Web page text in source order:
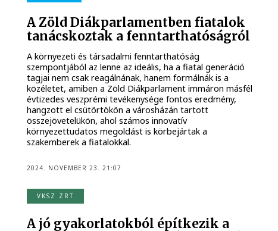
A Zöld Diákparlamentben fiatalok
tanácskoztak a fenntarthatóságról
A környezeti és társadalmi fenntarthatóság
szempontjából az lenne az ideális, ha a fiatal generáció
tagjai nem csak reagálnának, hanem formálnák is a
közéletet, amiben a Zöld Diákparlament immáron másfél
évtizedes veszprémi tevékenysége fontos eredmény,
hangzott el csütörtökön a városházán tartott
összejövetelükön, ahol számos innovatív
környezettudatos megoldást is körbejártak a
szakemberek a fiatalokkal.
2024. NOVEMBER 23. 21:07
VKSZ ZRT
A jó gyakorlatokból építkezik a